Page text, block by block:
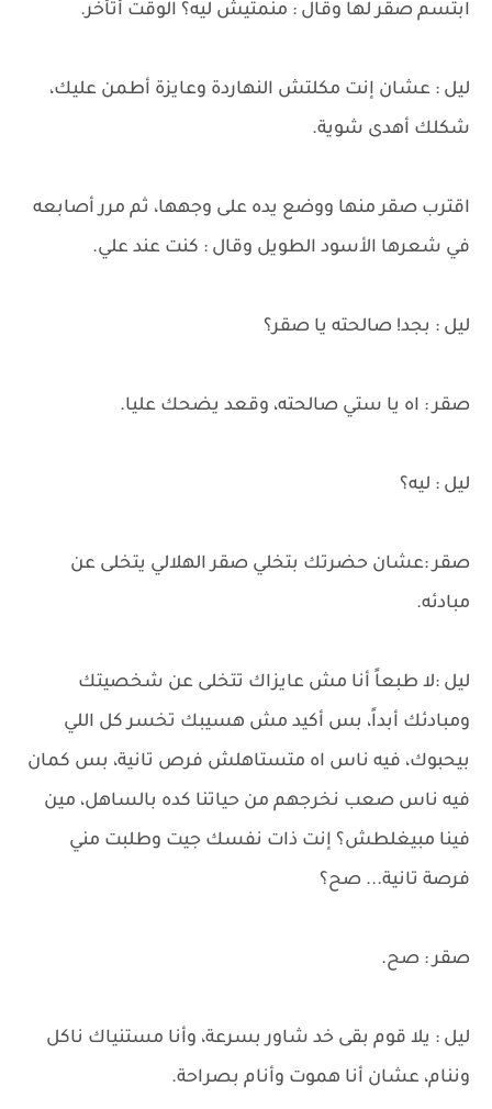
ابتسم صقر لها وقال : منمتيش ليه؟ الوقت أتأخر.
ليل : عشان إنت مكلتش النهاردة وعايزة أطمن عليك،
شكلك أهدى شوية.
اقترب صقر منها ووضع يده على وجهها، ثم مرر أصابعه
في شعرها الأسود الطويل وقال : كنت عند علي.
ليل : بجد! صالحته يا صقر؟
صقر : اه يا ستي صالحته، وقعد يضحك عليا.
ليل : ليه؟
صقر :عشان حضرتك بتخلي صقر الهلالي يتخلى عن
مبادئه.
ليل :لا طبعاً أنا مش عايزاك تتخلى عن شخصيتك
ومبادئك أبداً، بس أكيد مش هسيبك تخسر كل اللي
بيحبوك، فيه ناس اه متستاهلش فرص تانية، بس كمان
فيه ناس صعب نخرجهم من حياتنا كده بالساهل، مين
فينا مبيغلطش؟ إنت ذات نفسك جيت وطلبت مني
فرصة تانية... صح؟
صقر : صح.
ليل : يلا قوم بقى خد شاور بسرعة، وأنا مستنياك ناكل
وننام، عشان أنا هموت وأنام بصراحة.